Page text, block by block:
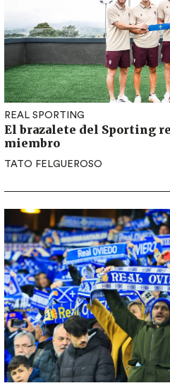
REAL SPORTING
El brazalete del Sporting
miembro
TATO FELGUEROSO